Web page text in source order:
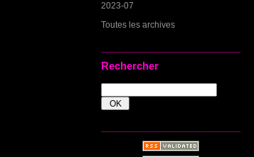
2023-07
Toutes les archives
Rechercher